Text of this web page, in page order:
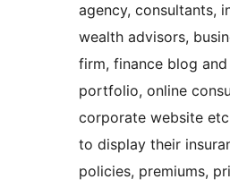
agency, consultants,
wealth advisors,
firm, finance blog and
portfolio, online
corporate website
to display their
policies, premiums,